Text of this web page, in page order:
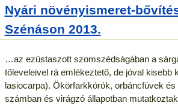
Nyári növényismeret-
Szénáson 2013.
…az ezüstaszott szomszédságában a
tőleveleivel rá emlékeztető, de jóval kisebb
lasiocarpa). Ökörfarkkórók, orbáncfüvek és
számban és virágzó állapotban